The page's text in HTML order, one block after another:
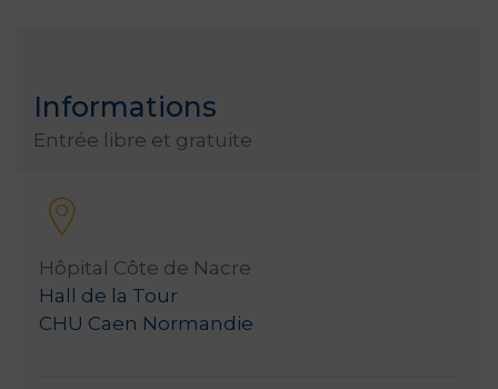
Informations
Entrée libre et gratuite
Hôpital Côte de Nacre
Hall de la Tour
CHU Caen Normandie